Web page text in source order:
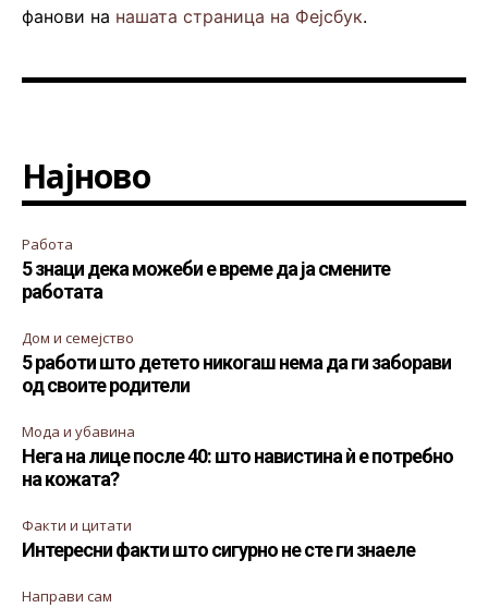
фанови на нашата страница на Фејсбук.
Најново
Работа
5 знаци дека можеби е време да ја смените
работата
Дом и семејство
5 работи што детето никогаш нема да ги заборави
од своите родители
Мода и убавина
Нега на лице после 40: што навистина ѝ е потребно
на кожата?
Факти и цитати
Интересни факти што сигурно не сте ги знаеле
Направи сам